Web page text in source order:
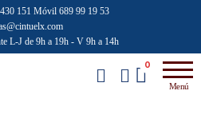
151 Móvil 689 99 19 53
L-J de 9h a 19h - V 9h a 14h
0
Menú